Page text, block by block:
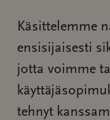
Käsittelemme
ensisijaisesti
jotta voimme
tehnyt